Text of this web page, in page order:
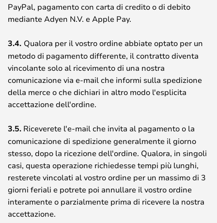
PayPal, pagamento con carta di credito o di debito
mediante Adyen N.V. e Apple Pay.
3.4. Qualora per il vostro ordine abbiate optato per un
metodo di pagamento differente, il contratto diventa
vincolante solo al ricevimento di una nostra
comunicazione via e-mail che informi sulla spedizione
della merce o che dichiari in altro modo l'esplicita
accettazione dell'ordine.
3.5. Riceverete l'e-mail che invita al pagamento o la
comunicazione di spedizione generalmente il giorno
stesso, dopo la ricezione dell'ordine. Qualora, in singoli
casi, questa operazione richiedesse tempi più lunghi,
resterete vincolati al vostro ordine per un massimo di 3
giorni feriali e potrete poi annullare il vostro ordine
interamente o parzialmente prima di ricevere la nostra
accettazione.